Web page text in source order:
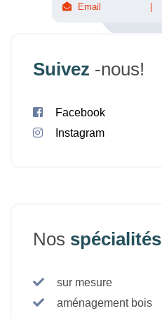
Email
Suivez -nous!
Facebook
Instagram
Nos spécialités
sur mesure
aménagement bois